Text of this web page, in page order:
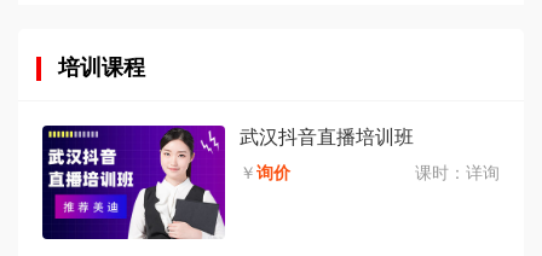
培训课程
武汉抖音直播培训班
￥询价 课时： 详询